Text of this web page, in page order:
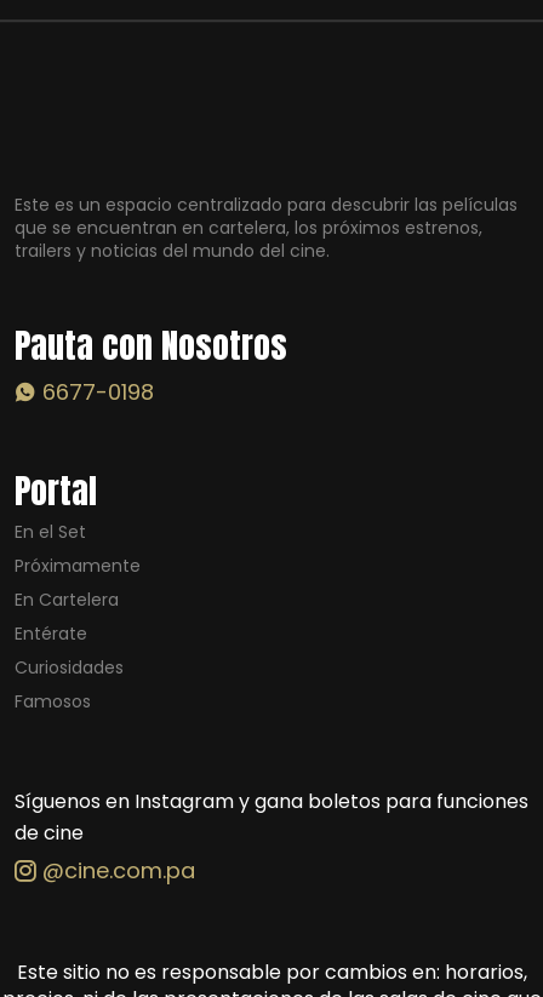
Este es un espacio centralizado para descubrir las películas
que se encuentran en cartelera, los próximos estrenos,
trailers y noticias del mundo del cine.
Pauta con Nosotros
6677-0198
Portal
En el Set
Próximamente
En Cartelera
Entérate
Curiosidades
Famosos
Síguenos en Instagram y gana boletos para funciones
de cine
@cine.com.pa
Este sitio no es responsable por cambios en: horarios,